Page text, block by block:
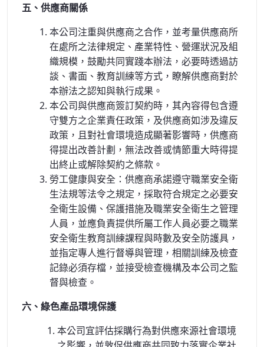
五、供應商關係
本公司 注重與供應商之合作，並考量供應商所
在處所之法律規定、產業特性、營運狀況及組
織規模，鼓勵共同實踐本辦法，必要時透過訪
談、書面、教育訓練等方式，瞭解供應商對於
本辦法之認知與執行成果。
本公司與供應商簽訂契約時，其內容得包含遵
守雙方之企業責任政策，及供應商如涉及違反
政策，且對社會環境造成顯著影響時，供應商
得提出改善計劃，無法改善或情節重大時得提
出終止或解除契約之條款。
勞工健康與安全：供應商承諾遵守職業安全衛
生法規等法令之規定，採取符合規定之必要安
全衛生設備、保護措施及職業安全衛生之管理
人員，並應負責提供所屬工作人員必要之職業
安全衛生教育訓練課程與時數及安全防護具，
並指定專人進行督導與管理，相關訓練及檢查
記錄必須存檔，並接受檢查機構及本公司之監
督與檢查。
六、綠色產品環境保護
本公司宜評估採購行為對供應來源社會環境